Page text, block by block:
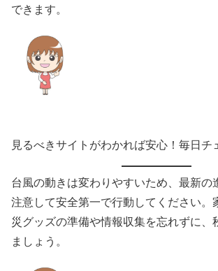
できます。
見るべきサイトがわかれば安心！毎日チ
台風の動きは変わりやすいため、最新の
注意して安全第一で行動してください。
災グッズの準備や情報収集を忘れずに、
ましょう。